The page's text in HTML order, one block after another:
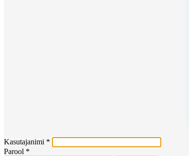
Kasutajanimi *
Parool *